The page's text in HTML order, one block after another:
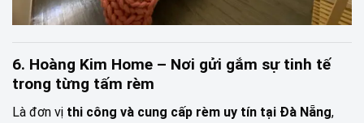
6. Hoàng Kim Home – Nơi gửi gắm sự tinh tế
trong từng tấm rèm
Là đơn vị thi công và cung cấp rèm uy tín tại Đà Nẵng,